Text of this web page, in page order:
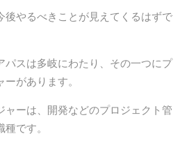
後やるべきことが見えてくるはずで
パスは多岐にわたり、その一つにプ
があります。
ャーは、開発などのプロジェクト管
です。